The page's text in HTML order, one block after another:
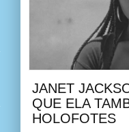
JANET
QUE ELA
HOLOFOTES